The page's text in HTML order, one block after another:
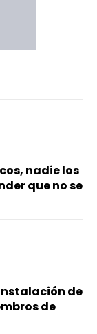
nadie los
que no se
de
de